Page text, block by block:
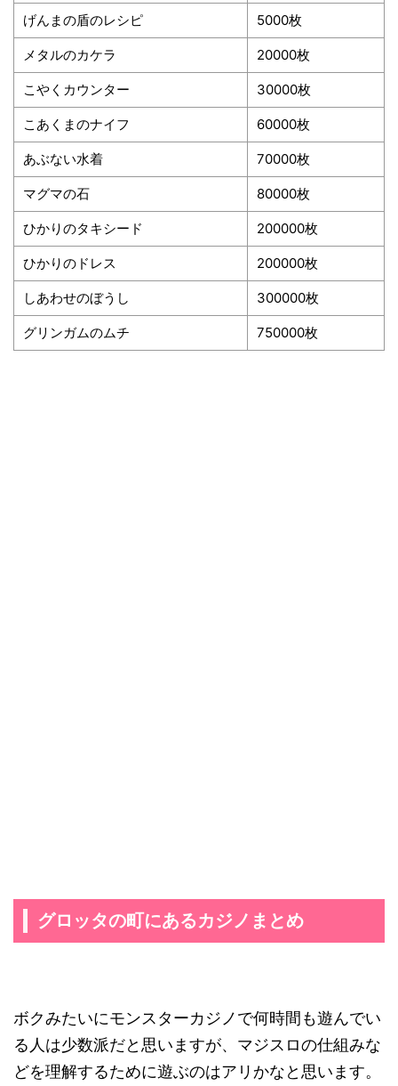
げんまの盾のレシピ 5000枚
メタルのカケラ 20000枚
こやくカウンター 30000枚
こあくまのナイフ 60000枚
あぶない水着 70000枚
マグマの石 80000枚
ひかりのタキシード 200000枚
ひかりのドレス 200000枚
しあわせのぼうし 300000枚
グリンガムのムチ 750000枚
グロッタの町にあるカジノまとめ
ボクみたいにモンスターカジノで何時間も遊んでい
る人は少数派だと思いますが、マジスロの仕組みな
どを理解するために遊ぶのはアリかなと思います。